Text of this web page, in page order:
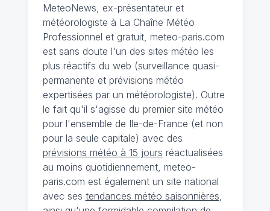
MeteoNews, ex-présentateur et
météorologiste à La Chaîne Météo
Professionnel et gratuit, meteo-paris.com
est sans doute l'un des sites météo les
plus réactifs du web (surveillance quasi-
permanente et prévisions météo
expertisées par un météorologiste). Outre
le fait qu'il s'agisse du premier site météo
pour l'ensemble de Ile-de-France (et non
pour la seule capitale) avec des
prévisions météo à 15 jours réactualisées
au moins quotidiennement, meteo-
paris.com est également un site national
avec ses tendances météo saisonnières,